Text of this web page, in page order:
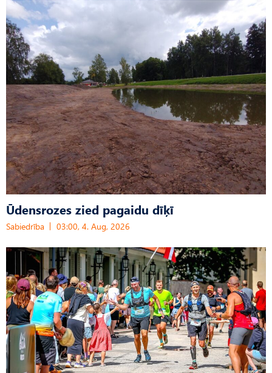
Ūdensrozes zied pagaidu dīķī
Sabiedrība 03:00, 4. Aug, 2026